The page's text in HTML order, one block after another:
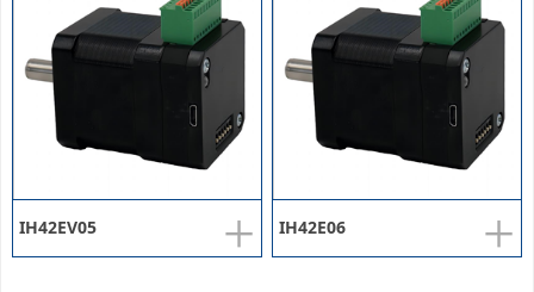
+
IH42EV05 +
IH42E06